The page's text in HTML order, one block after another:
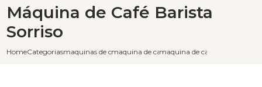
HomeCategoriasmaquinas de cafe expressomaquina de cafe automatica moedas
maquina de cafe barista
Máquina de Café Barista
Sorriso